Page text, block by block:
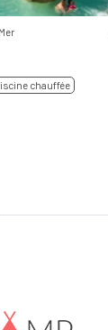
chauffée